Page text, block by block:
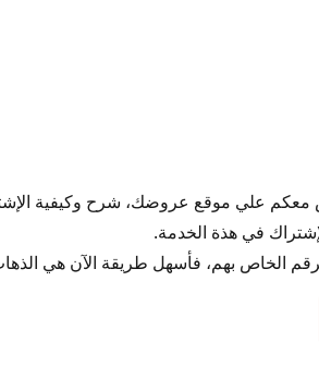
علي موقع عروضك، شرح وكيفية
في هذة الخدمة.
الخاص بهم، فأسهل طريقة الآن هي